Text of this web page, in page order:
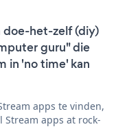
het-zelf (diy)
guru" die
in 'no time' kan
apps te vinden,
Stream apps at rock-